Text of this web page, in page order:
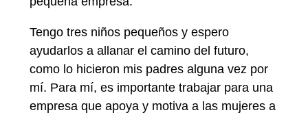
Tengo tres niños pequeños y espero
ayudarlos a allanar el camino del futuro,
como lo hicieron mis padres alguna vez por
mí. Para mí, es importante trabajar para una
empresa que apoya y motiva a las mujeres a